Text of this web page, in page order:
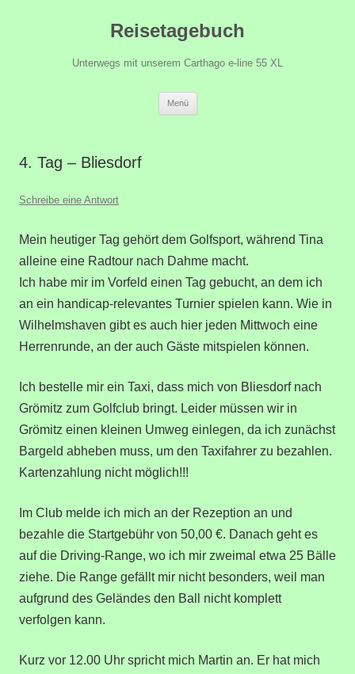
Reisetagebuch
Unterwegs mit unserem Carthago e-line 55 XL
Menü
4. Tag – Bliesdorf
Schreibe eine Antwort
Mein heutiger Tag gehört dem Golfsport, während Tina
alleine eine Radtour nach Dahme macht.
Ich habe mir im Vorfeld einen Tag gebucht, an dem ich
an ein handicap-relevantes Turnier spielen kann. Wie in
Wilhelmshaven gibt es auch hier jeden Mittwoch eine
Herrenrunde, an der auch Gäste mitspielen können.
Ich bestelle mir ein Taxi, dass mich von Bliesdorf nach
Grömitz zum Golfclub bringt. Leider müssen wir in
Grömitz einen kleinen Umweg einlegen, da ich zunächst
Bargeld abheben muss, um den Taxifahrer zu bezahlen.
Kartenzahlung nicht möglich!!!
Im Club melde ich mich an der Rezeption an und
bezahle die Startgebühr von 50,00 €. Danach geht es
auf die Driving-Range, wo ich mir zweimal etwa 25 Bälle
ziehe. Die Range gefällt mir nicht besonders, weil man
aufgrund des Geländes den Ball nicht komplett
verfolgen kann.
Kurz vor 12.00 Uhr spricht mich Martin an. Er hat mich